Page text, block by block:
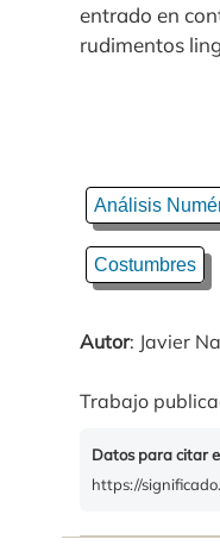
entrado en
rudimentos
Análisis
Costumbres
Autor: Javier
Trabajo
Datos para citar
https://